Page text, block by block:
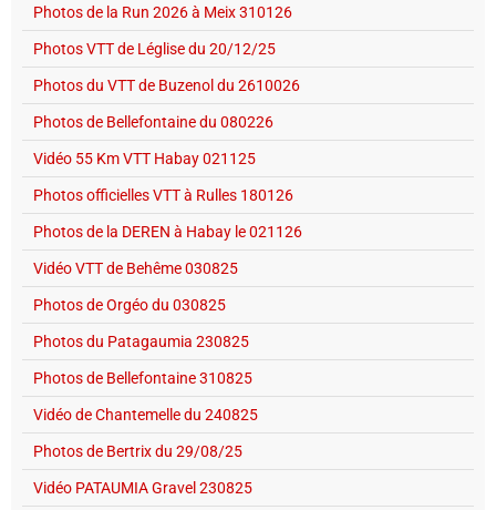
Photos de la Run 2026 à Meix 310126
Photos VTT de Léglise du 20/12/25
Photos du VTT de Buzenol du 2610026
Photos de Bellefontaine du 080226
Vidéo 55 Km VTT Habay 021125
Photos officielles VTT à Rulles 180126
Photos de la DEREN à Habay le 021126
Vidéo VTT de Behême 030825
Photos de Orgéo du 030825
Photos du Patagaumia 230825
Photos de Bellefontaine 310825
Vidéo de Chantemelle du 240825
Photos de Bertrix du 29/08/25
Vidéo PATAUMIA Gravel 230825